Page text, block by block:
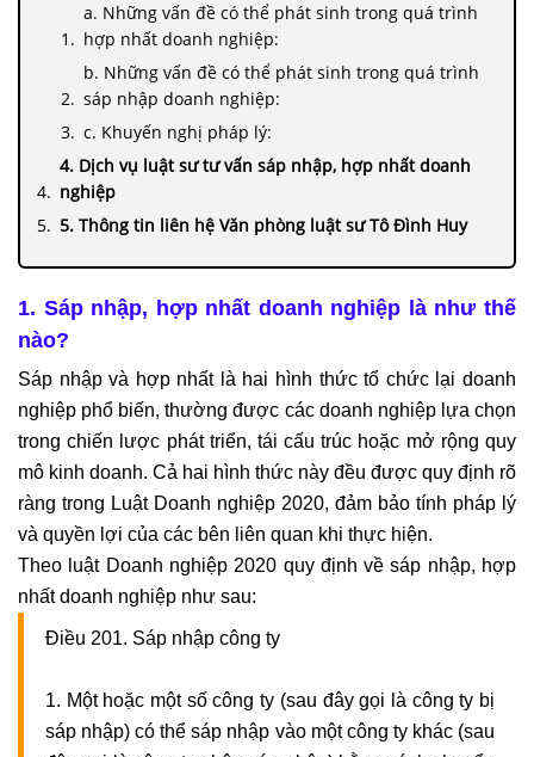
a. Những vấn đề có thể phát sinh trong quá trình
hợp nhất doanh nghiệp:
b. Những vấn đề có thể phát sinh trong quá trình
sáp nhập doanh nghiệp:
c. Khuyến nghị pháp lý:
4. Dịch vụ luật sư tư vấn sáp nhập, hợp nhất doanh
nghiệp
5. Thông tin liên hệ Văn phòng luật sư Tô Đình Huy
1. Sáp nhập, hợp nhất doanh nghiệp là như thế
nào?
Sáp nhập và hợp nhất là hai hình thức tổ chức lại doanh
nghiệp phổ biến, thường được các doanh nghiệp lựa chọn
trong chiến lược phát triển, tái cấu trúc hoặc mở rộng quy
mô kinh doanh. Cả hai hình thức này đều được quy định rõ
ràng trong Luật Doanh nghiệp 2020, đảm bảo tính pháp lý
và quyền lợi của các bên liên quan khi thực hiện.
Theo luật Doanh nghiệp 2020 quy định về sáp nhập, hợp
nhất doanh nghiệp như sau:
Điều 201. Sáp nhập công ty
1. Một hoặc một số công ty (sau đây gọi là công ty bị
sáp nhập) có thể sáp nhập vào một công ty khác (sau